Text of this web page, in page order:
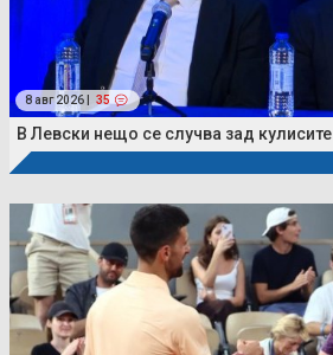
8 авг 2026 | 35
В Левски нещо се случва зад кулисите